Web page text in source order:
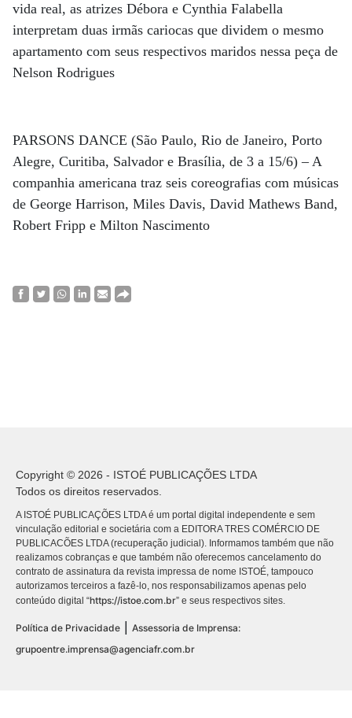
vida real, as atrizes Débora e Cynthia Falabella
interpretam duas irmãs cariocas que dividem o mesmo
apartamento com seus respectivos maridos nessa peça de
Nelson Rodrigues
PARSONS DANCE (São Paulo, Rio de Janeiro, Porto
Alegre, Curitiba, Salvador e Brasília, de 3 a 15/6) – A
companhia americana traz seis coreografias com músicas
de George Harrison, Miles Davis, David Mathews Band,
Robert Fripp e Milton Nascimento
Copyright © 2026 - ISTOÉ PUBLICAÇÕES LTDA
Todos os direitos reservados.
A ISTOÉ PUBLICAÇÕES LTDA é um portal digital independente e sem
vinculação editorial e societária com a EDITORA TRES COMÉRCIO DE
PUBLICACÕES LTDA (recuperação judicial). Informamos também que não
realizamos cobranças e que também não oferecemos cancelamento do
contrato de assinatura da revista impressa de nome ISTOÉ, tampouco
autorizamos terceiros a fazê-lo, nos responsabilizamos apenas pelo
conteúdo digital “https://istoe.com.br” e seus respectivos sites.
Política de Privacidade
Assessoria de Imprensa:
grupoentre.imprensa@agenciafr.com.br